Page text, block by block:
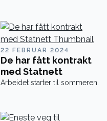
22 FEBRUAR 2024
De har fått kontrakt
med Statnett
Arbeidet starter til sommeren.